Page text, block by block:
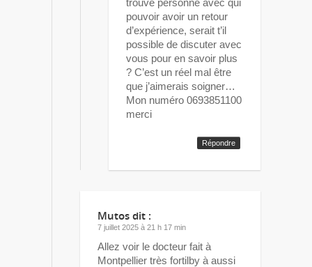
trouve personne avec qui
pouvoir avoir un retour
d’expérience, serait t’il
possible de discuter avec
vous pour en savoir plus
? C’est un réel mal être
que j’aimerais soigner…
Mon numéro 0693851100
merci
Répondre
Mutos dit :
7 juillet 2025 à 21 h 17 min
Allez voir le docteur fait à
Montpellier très fortilby à aussi